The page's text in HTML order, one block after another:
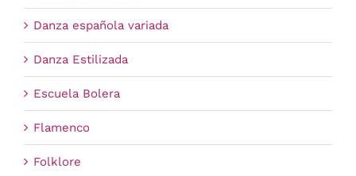
Carrito
Danza española variada
Danza Estilizada
Escuela Bolera
Flamenco
Folklore